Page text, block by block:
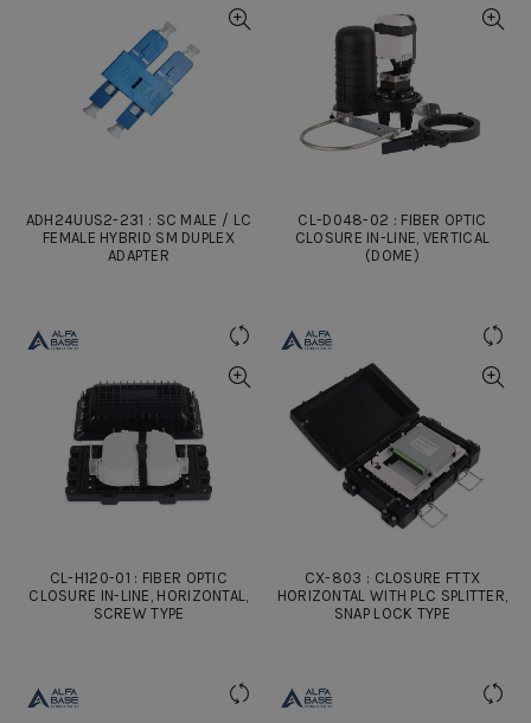
ADH24UUS2-231 : SC MALE / LC
FEMALE HYBRID SM DUPLEX
ADAPTER
CL-D048-02 : FIBER OPTIC
CLOSURE IN-LINE, VERTICAL
(DOME)
CL-H120-01 : FIBER OPTIC
CLOSURE IN-LINE, HORIZONTAL,
SCREW TYPE
CX-803 : CLOSURE FTTX
HORIZONTAL WITH PLC SPLITTER,
SNAP LOCK TYPE